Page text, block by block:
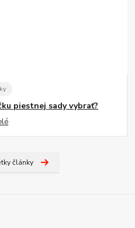
piestnej sady vybrať?
články